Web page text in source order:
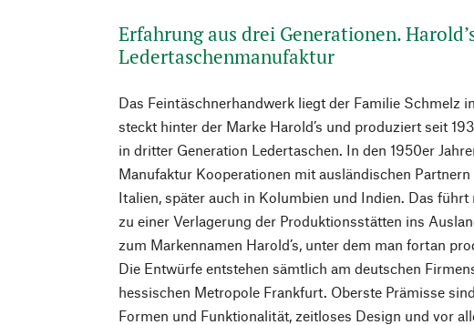
Erfahrung aus drei Generationen.
Ledertaschenmanufaktur
Das Feintäschnerhandwerk liegt der Familie Schmelz
steckt hinter der Marke Harold’s und produziert seit
in dritter Generation Ledertaschen. In den 1950er
Manufaktur Kooperationen mit ausländischen Partnern
Italien, später auch in Kolumbien und Indien. Das führt
zu einer Verlagerung der Produktionsstätten ins
zum Markennamen Harold’s, unter dem man fortan
Die Entwürfe entstehen sämtlich am deutschen
hessischen Metropole Frankfurt. Oberste Prämisse
Formen und Funktionalität, zeitloses Design und vor